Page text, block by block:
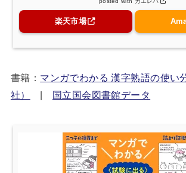
楽天市場
書籍： マンガでわかる 漢字熟語の使い
社）
| 国立国会図書館データ